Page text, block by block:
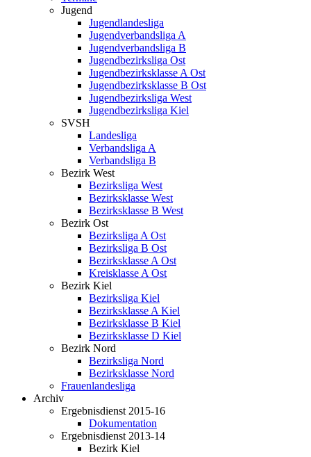
Jugend
Jugendlandesliga
Jugendverbandsliga A
Jugendverbandsliga B
Jugendbezirksliga Ost
Jugendbezirksklasse A Ost
Jugendbezirksklasse B Ost
Jugendbezirksliga West
Jugendbezirksliga Kiel
SVSH
Landesliga
Verbandsliga A
Verbandsliga B
Bezirk West
Bezirksliga West
Bezirksklasse West
Bezirksklasse B West
Bezirk Ost
Bezirksliga A Ost
Bezirksliga B Ost
Bezirksklasse A Ost
Kreisklasse A Ost
Bezirk Kiel
Bezirksliga Kiel
Bezirksklasse A Kiel
Bezirksklasse B Kiel
Bezirksklasse D Kiel
Bezirk Nord
Bezirksliga Nord
Bezirksklasse Nord
Frauenlandesliga
Archiv
Ergebnisdienst 2015-16
Dokumentation
Ergebnisdienst 2013-14
Bezirk Kiel